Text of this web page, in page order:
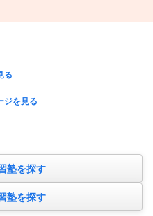
る
ジを見る
塾を探す
塾を探す